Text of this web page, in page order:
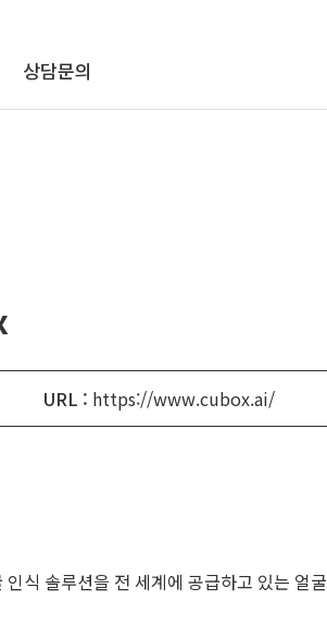
상담문의
URL : https://www.cubox.ai/
식 솔루션을 전 세계에 공급하고 있는